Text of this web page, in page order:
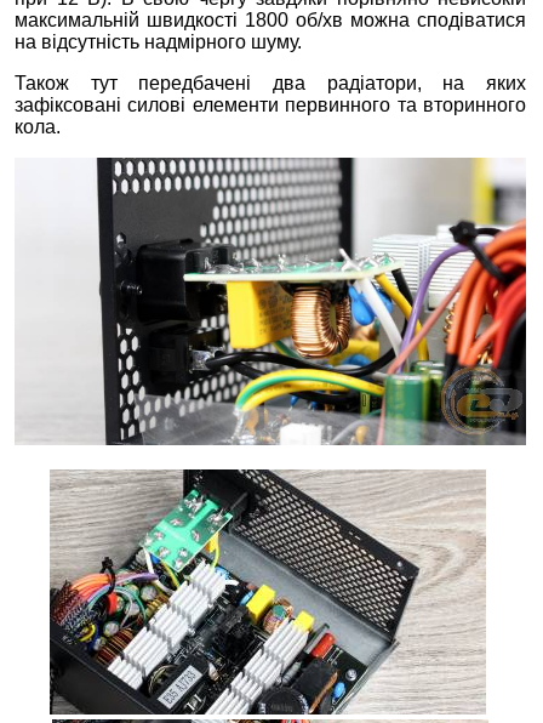
максимальній швидкості 1800 об/хв можна сподіватися
на відсутність надмірного шуму.
Також тут передбачені два радіатори, на яких
зафіксовані силові елементи первинного та вторинного
кола.